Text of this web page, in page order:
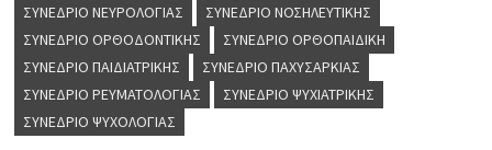
ΣΥΝΈΔΡΙΟ ΝΕΥΡΟΛΟΓΊΑΣ
ΣΥΝΈΔΡΙΟ ΝΟΣΗΛΕΥΤΙΚΉΣ
ΣΥΝΈΔΡΙΟ ΟΡΘΟΔΟΝΤΙΚΉΣ
ΣΥΝΈΔΡΙΟ ΟΡΘΟΠΑΙΔΙΚΉ
ΣΥΝΈΔΡΙΟ ΠΑΙΔΙΑΤΡΙΚΉΣ
ΣΥΝΈΔΡΙΟ ΠΑΧΥΣΑΡΚΊΑΣ
ΣΥΝΈΔΡΙΟ ΡΕΥΜΑΤΟΛΟΓΊΑΣ
ΣΥΝΈΔΡΙΟ ΨΥΧΙΑΤΡΙΚΉΣ
ΣΥΝΈΔΡΙΟ ΨΥΧΟΛΟΓΊΑΣ